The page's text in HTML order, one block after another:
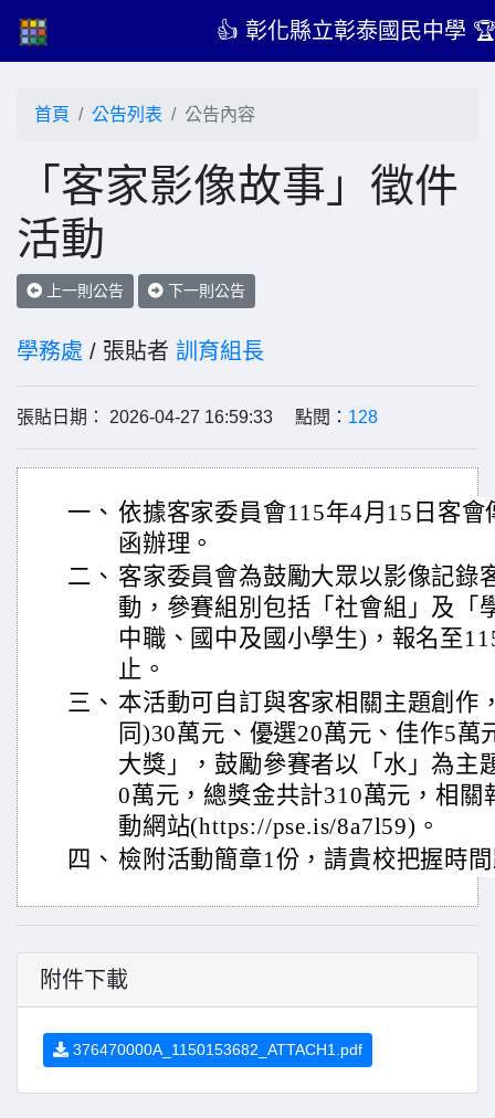
👍 彰化縣立彰泰國民中學
首頁 公告列表 公告內容
「客家影像故事」徵件
活動
上一則公告 下一則公告
學務處 / 張貼者 訓育組長
張貼日期： 2026-04-27 16:59:33 點閱： 128
一、 依據客家委員會115年4月15日客會
函辦理。
二、 客家委員會為鼓勵大眾以影像記錄
動，參賽組別包括「社會組」及「
中職、國中及國小學生)，報名至
止。
三、 本活動可自訂與客家相關主題創作
同)30萬元、優選20萬元、佳作5萬
大獎」，鼓勵參賽者以「水」為主
0萬元，總獎金共計310萬元，相關
動網站(https://pse.is/8a7l59)。
四、 檢附活動簡章1份，請貴校把握時
附件下載
376470000A_1150153682_ATTACH1.pdf